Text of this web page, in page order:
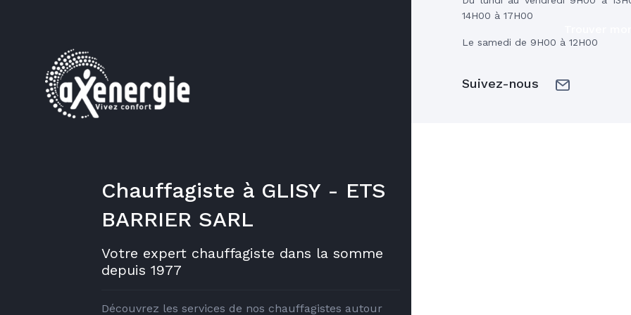
Chauffagiste à GLISY - ETS
BARRIER SARL
Votre expert chauffagiste dans la somme
depuis 1977
Découvrez les services de nos chauffagistes autour
14H00 à 17H00
Le samedi de 9H00 à 12H00
Suivez-nous